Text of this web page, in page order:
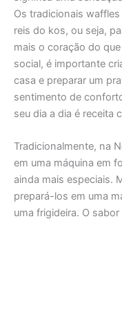
Os tradicionais
reis do kos, ou seja,
mais o coração do
social, é importante
casa e preparar um
sentimento de
seu dia a dia é receita
Tradicionalmente, na
em uma máquina em
ainda mais especiais.
prepará-los em uma
uma frigideira. O